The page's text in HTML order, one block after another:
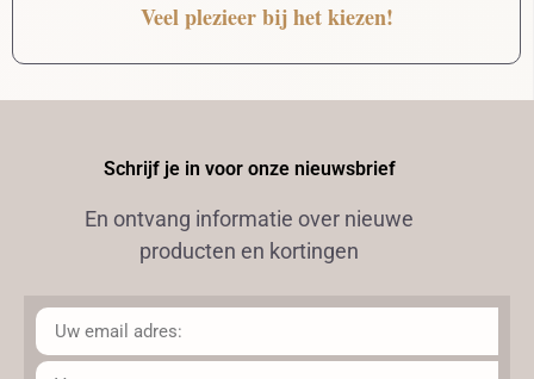
Veel plezieer bij het kiezen!
Schrijf je in voor onze nieuwsbrief
En ontvang informatie over nieuwe
producten en kortingen